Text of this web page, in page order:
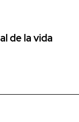
de la vida